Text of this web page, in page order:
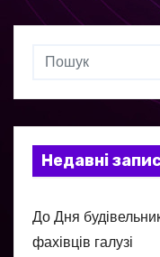
Недавні
До Дня
фахівців галузі